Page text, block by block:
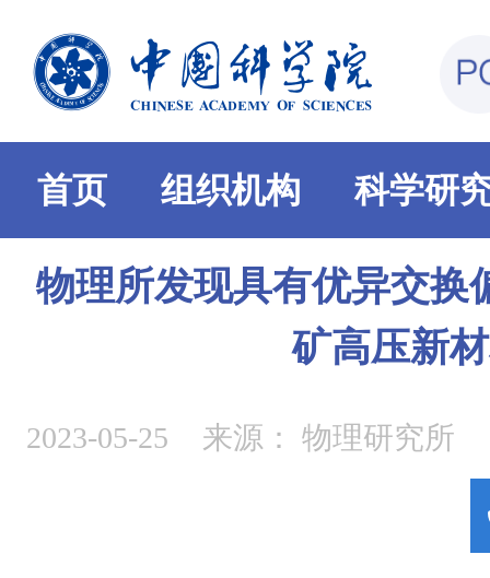
首页 组织机构 科学研
物理所发现具有优异交换
矿高压新
2023-05-25 来源： 物理研究所